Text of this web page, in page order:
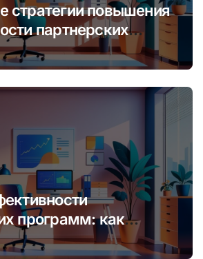
стратегии повышения
партнерских
автоматизацию и
программ: как
прибыльную